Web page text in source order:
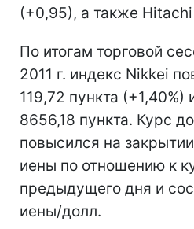
(+0,95), а также Hitachi
По итогам торговой
2011 г. индекс Nikkei
119,72 пункта (+1,40%)
8656,18 пункта. Курс
повысился на
иены по отношению к
предыдущего дня и
иены/долл.